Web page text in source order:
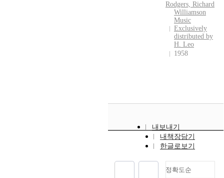
Rodgers, Richard
Williamson
Music
Exclusively
distributed by
H. Leo
1958
내보내기
내책장담기
한글로보기
정확도순